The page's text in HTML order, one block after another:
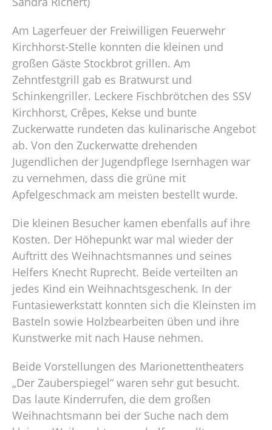
Am Lagerfeuer der Freiwilligen Feuerwehr
Kirchhorst-Stelle konnten die kleinen und
großen Gäste Stockbrot grillen. Am
Zehntfestgrill gab es Bratwurst und
Schinkengriller. Leckere Fischbrötchen des SSV
Kirchhorst, Crêpes, Kekse und bunte
Zuckerwatte rundeten das kulinarische Angebot
ab. Von den Zuckerwatte drehenden
Jugendlichen der Jugendpflege Isernhagen war
zu vernehmen, dass die grüne mit
Apfelgeschmack am meisten bestellt wurde.
Die kleinen Besucher kamen ebenfalls auf ihre
Kosten. Der Höhepunkt war mal wieder der
Auftritt des Weihnachtsmannes und seines
Helfers Knecht Ruprecht. Beide verteilten an
jedes Kind ein Weihnachtsgeschenk. In der
Funtasiewerkstatt konnten sich die Kleinsten im
Basteln sowie Holzbearbeiten üben und ihre
Kunstwerke mit nach Hause nehmen.
Beide Vorstellungen des Marionettentheaters
„Der Zauberspiegel“ waren sehr gut besucht.
Das laute Kinderrufen, die dem großen
Weihnachtsmann bei der Suche nach dem